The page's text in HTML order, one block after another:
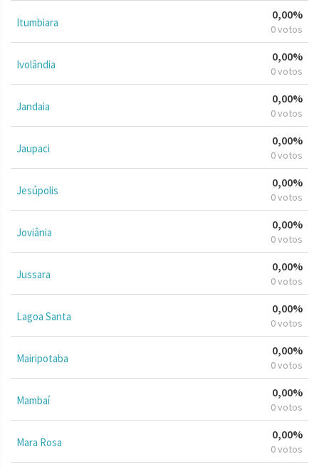
Itumbiara
0,00%
0 votos
Ivolândia
0,00%
0 votos
Jandaia
0,00%
0 votos
Jaupaci
0,00%
0 votos
Jesúpolis
0,00%
0 votos
Joviânia
0,00%
0 votos
Jussara
0,00%
0 votos
Lagoa Santa
0,00%
0 votos
Mairipotaba
0,00%
0 votos
Mambaí
0,00%
0 votos
Mara Rosa
0,00%
0 votos